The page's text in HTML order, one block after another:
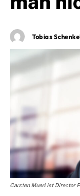
Tobias
Carsten Muerl ist Director